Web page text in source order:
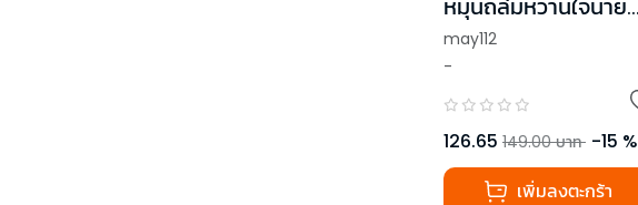
หมุนถล่มหวานใจนาย
จอมซ่าส์
may112
-
126.65 149.00 บาท -15 %
เพิ่มลงตะกร้า